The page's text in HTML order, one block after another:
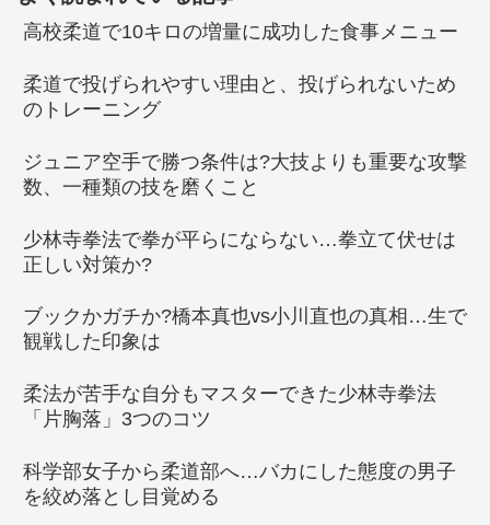
高校柔道で10キロの増量に成功した食事メニュー
柔道で投げられやすい理由と、投げられないため
のトレーニング
ジュニア空手で勝つ条件は?大技よりも重要な攻撃
数、一種類の技を磨くこと
少林寺拳法で拳が平らにならない…拳立て伏せは
正しい対策か?
ブックかガチか?橋本真也vs小川直也の真相…生で
観戦した印象は
柔法が苦手な自分もマスターできた少林寺拳法
「片胸落」3つのコツ
科学部女子から柔道部へ…バカにした態度の男子
を絞め落とし目覚める